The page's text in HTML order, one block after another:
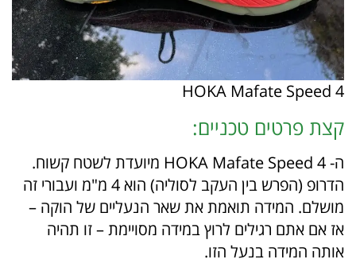
HOKA Mafate Speed 4
קצת פרטים טכניים:
ה- HOKA Mafate Speed 4 מיועדת לשטח קשוח.
הדרופ (הפרש בין העקב לסוליה) הוא 4 מ"מ ועבורי זה
מושלם. המידה תואמת את שאר הנעליים של הוקה –
אז אם אתם רגילים לרוץ במידה מסויימת – זו תהיה
אותה המידה בנעל הזו.